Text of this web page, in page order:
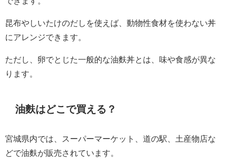
昆布やしいたけのだしを使えば、動物性食材を使わない丼
にアレンジできます。
ただし、卵でとじた一般的な油麩丼とは、味や食感が異な
ります。
油麩はどこで買える？
宮城県内では、スーパーマーケット、道の駅、土産物店な
どで油麩が販売されています。